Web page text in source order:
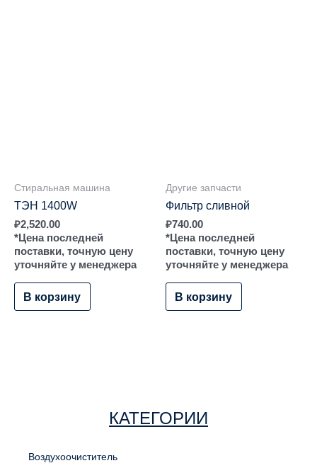
Стиральная машина
ТЭН 1400W
₽2,520.00
*Цена последней
поставки, точную цену
уточняйте у менеджера
В корзину
Другие запчасти
Фильтр сливной
₽740.00
*Цена последней
поставки, точную цену
уточняйте у менеджера
В корзину
КАТЕГОРИИ
Воздухоочиститель